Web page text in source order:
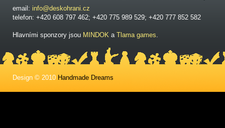
email: info@deskohrani.cz
telefon: +420 608 797 462; +420 775 989 529; +420 777 852 582
Hlavními sponzory jsou MINDOK a Tlama games
Design © 2010 Handmade Dreams